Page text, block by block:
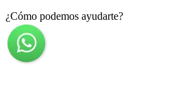
¿Cómo podemos ayudarte?